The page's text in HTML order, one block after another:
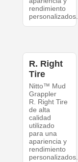
rendimiento
personalizados.
R. Right
Tire
Nitto™ Mud
Grappler
R. Right Tire
de alta
calidad
utilizado
para una
apariencia y
rendimiento
personalizados.